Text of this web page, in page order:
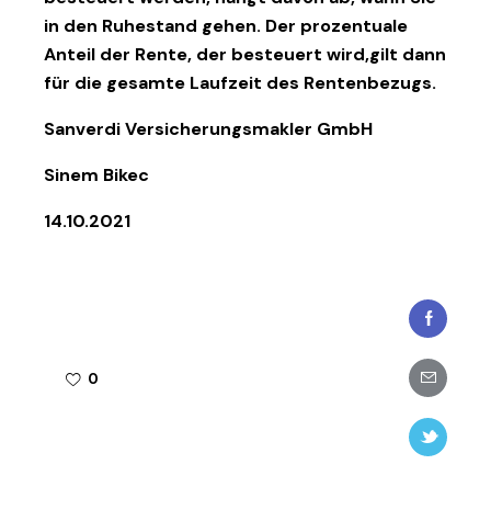
in den Ruhestand gehen. Der prozentuale
Anteil der Rente, der besteuert wird,gilt dann
für die gesamte Laufzeit des Rentenbezugs.
Sanverdi Versicherungsmakler GmbH
Sinem Bikec
14.10.2021
0
Facebook
Share-
email
Twitter-